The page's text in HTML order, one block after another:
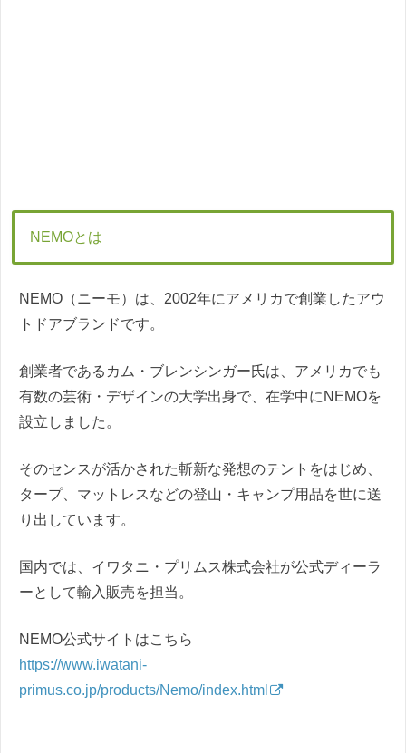
NEMOとは
NEMO（ニーモ）は、2002年にアメリカで創業したアウ
トドアブランドです。
創業者であるカム・ブレンシンガー氏は、アメリカでも
有数の芸術・デザインの大学出身で、在学中にNEMOを
設立しました。
そのセンスが活かされた斬新な発想のテントをはじめ、
タープ、マットレスなどの登山・キャンプ用品を世に送
り出しています。
国内では、イワタニ・プリムス株式会社が公式ディーラ
ーとして輸入販売を担当。
NEMO公式サイトはこちら
https://www.iwatani-
primus.co.jp/products/Nemo/index.html